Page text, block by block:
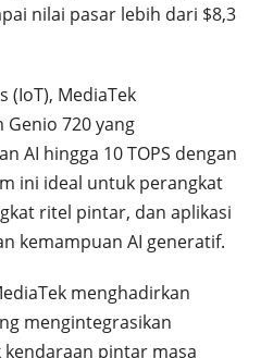
nilai pasar lebih dari $8,3
(IoT), MediaTek
720 yang
AI hingga 10 TOPS dengan
ini ideal untuk perangkat
ritel pintar, dan aplikasi
kemampuan AI generatif.
menghadirkan
mengintegrasikan
pintar masa